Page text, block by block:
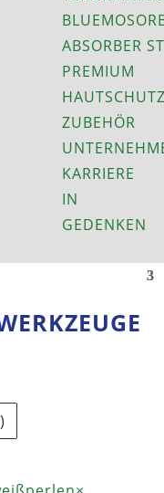
ABSORBER
PREMIUM
ZUBEHÖR
KARRIERE
IN
GEDENKEN